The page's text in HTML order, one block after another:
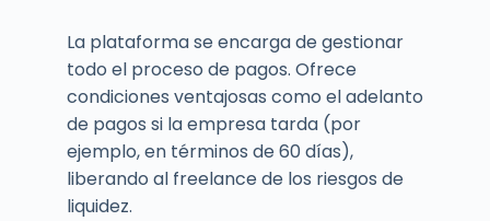
La plataforma se encarga de gestionar
todo el proceso de pagos. Ofrece
condiciones ventajosas como el adelanto
de pagos si la empresa tarda (por
ejemplo, en términos de 60 días),
liberando al freelance de los riesgos de
liquidez.